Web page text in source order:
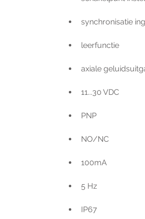
synchronisatie
leerfunctie
axiale
11...30 VDC
PNP
NO/NC
100mA
5 Hz
IP67